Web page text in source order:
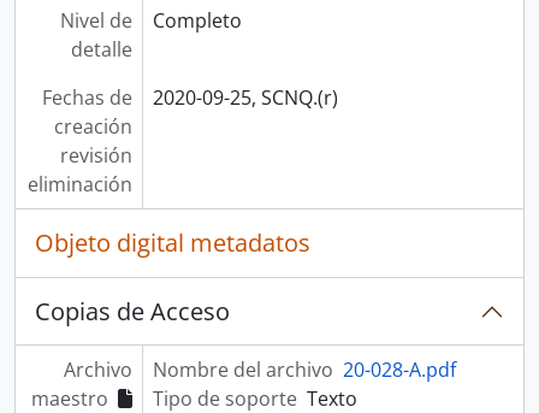
Nivel de
detalle
Completo
Fechas de
creación
revisión
eliminación
2020-09-25, SCNQ.(r)
Objeto digital metadatos
Copias de Acceso
Archivo
maestro
Nombre del archivo 20-028-A.pdf
Tipo de soporte Texto